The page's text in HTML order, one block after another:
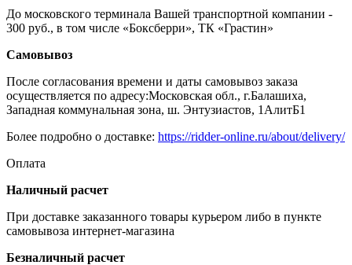
До московского терминала Вашей транспортной компании -
300 руб., в том числе «Боксберри», ТК «Грастин»
Самовывоз
После согласования времени и даты самовывоз заказа
осуществляется по адресу:Московская обл., г.Балашиха,
Западная коммунальная зона, ш. Энтузиастов, 1АлитБ1
Более подробно о доставке: https://ridder-online.ru/about/delivery/
Оплата
Наличный расчет
При доставке заказанного товары курьером либо в пункте
самовывоза интернет-магазина
Безналичный расчет